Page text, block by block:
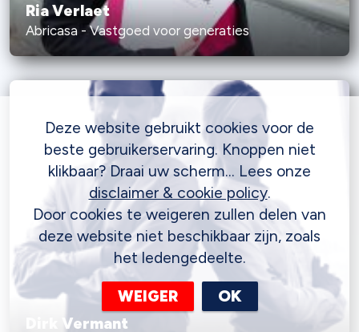
Ria Verlaet
Abricasa - Vastgoed voor generaties
Dirk Vermant
Deze website gebruikt cookies voor de
beste gebruikerservaring. Knoppen niet
klikbaar? Draai uw scherm... Lees onze
disclaimer & cookie policy.
Door cookies te weigeren zullen delen van
deze website niet beschikbaar zijn, zoals
het ledengedeelte.
WEIGER OK